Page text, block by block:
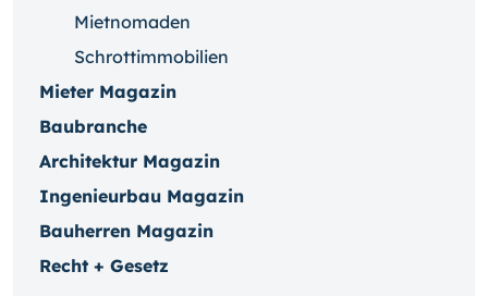
Mietnomaden
Schrottimmobilien
Mieter Magazin
Baubranche
Architektur Magazin
Ingenieurbau Magazin
Bauherren Magazin
Recht + Gesetz